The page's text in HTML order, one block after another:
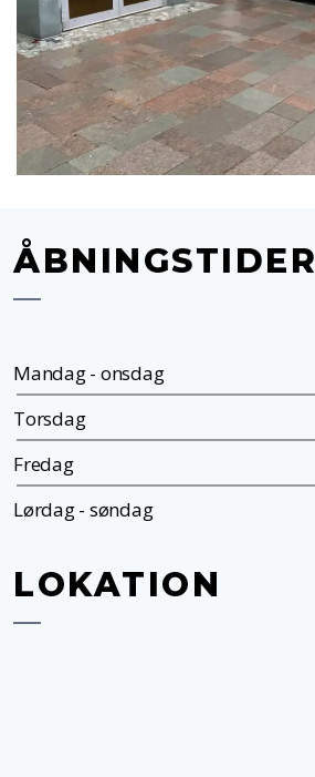
ÅBNINGSTIDER
Mandag - onsdag
Torsdag
Fredag
Lørdag - søndag
LOKATION